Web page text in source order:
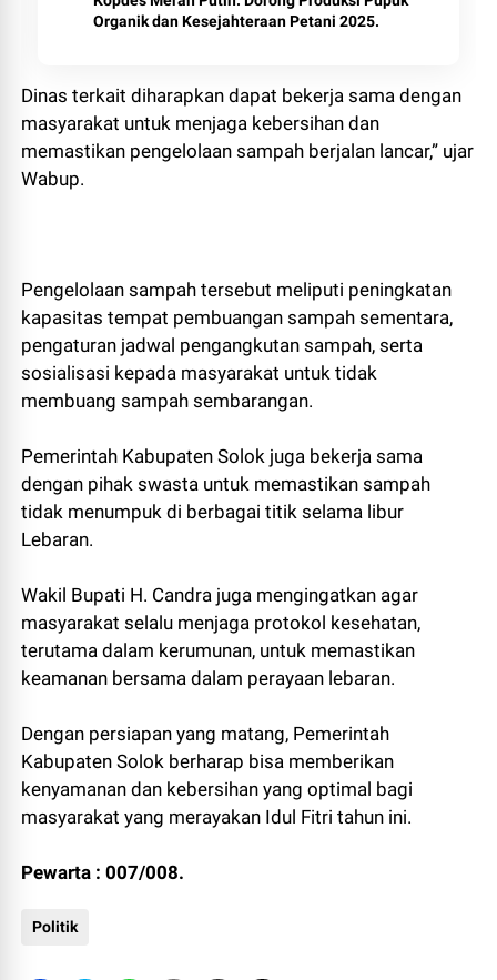
Organik dan Kesejahteraan Petani 2025.
Dinas terkait diharapkan dapat bekerja sama dengan
masyarakat untuk menjaga kebersihan dan
memastikan pengelolaan sampah berjalan lancar,” ujar
Wabup.
Pengelolaan sampah tersebut meliputi peningkatan
kapasitas tempat pembuangan sampah sementara,
pengaturan jadwal pengangkutan sampah, serta
sosialisasi kepada masyarakat untuk tidak
membuang sampah sembarangan.
Pemerintah Kabupaten Solok juga bekerja sama
dengan pihak swasta untuk memastikan sampah
tidak menumpuk di berbagai titik selama libur
Lebaran.
Wakil Bupati H. Candra juga mengingatkan agar
masyarakat selalu menjaga protokol kesehatan,
terutama dalam kerumunan, untuk memastikan
keamanan bersama dalam perayaan lebaran.
Dengan persiapan yang matang, Pemerintah
Kabupaten Solok berharap bisa memberikan
kenyamanan dan kebersihan yang optimal bagi
masyarakat yang merayakan Idul Fitri tahun ini.
Pewarta : 007/008.
Politik